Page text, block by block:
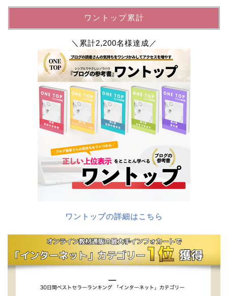
ワントップ累計
＼累計2,200名様達成／
ワントップの詳細はこちら